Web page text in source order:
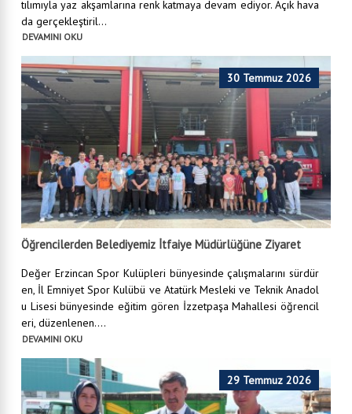
tılımıyla yaz akşamlarına renk katmaya devam ediyor. Açık hava
da gerçekleştiril...
DEVAMINI OKU
30 Temmuz 2026
Öğrencilerden Belediyemiz İtfaiye Müdürlüğüne Ziyaret
Değer Erzincan Spor Kulüpleri bünyesinde çalışmalarını sürdür
en, İl Emniyet Spor Kulübü ve Atatürk Mesleki ve Teknik Anadol
u Lisesi bünyesinde eğitim gören İzzetpaşa Mahallesi öğrencil
eri, düzenlenen....
DEVAMINI OKU
29 Temmuz 2026